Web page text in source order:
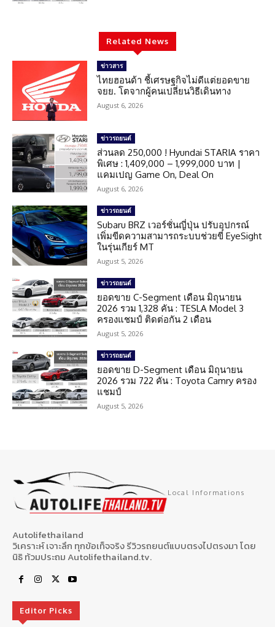
Related News
ข่าวสาร
ไทยฮอนด้า ชี้เศรษฐกิจไม่ดีแต่ยอดขาย
จยย. โตจากผู้คนเปลี่ยนวิธีเดินทาง
August 6, 2026
ข่าวรถยนต์
ส่วนลด 250,000 ! Hyundai STARIA ราคา
พิเศษ : 1,409,000 – 1,999,000 บาท |
แคมเปญ Game On, Deal On
August 6, 2026
ข่าวรถยนต์
Subaru BRZ เวอร์ชั่นญี่ปุ่น ปรับอุปกรณ์
เพิ่มขีดความสามารถระบบช่วยขี่ EyeSight
ในรุ่นเกียร์ MT
August 5, 2026
ข่าวรถยนต์
ยอดขาย C-Segment เดือน มิถุนายน
2026 รวม 1,328 คัน : TESLA Model 3
ครองแชมป์ ติดต่อกัน 2 เดือน
August 5, 2026
ข่าวรถยนต์
ยอดขาย D-Segment เดือน มิถุนายน
2026 รวม 722 คัน : Toyota Camry ครอง
แชมป์
August 5, 2026
Local Informations
Autolifethailand
วิเคราะห์ เจาะลึก ทุกข้อเท็จจริง รีวิวรถยนต์แบบตรงไปตรงมา โดย
นิธิ ท้วมประถม Autolifethailand.tv.
Editor Picks